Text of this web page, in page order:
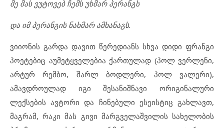
მე მას ვუტოვებ ჩემს უხმარ პერანგს
და იმ პერანგის ნახმარ ამხანაგს.
ვიიონის გარდა დავით წერედიანს სხვა დიდი ფრანგი
პოეტებიც აუმეტყველებია ქართულად (პოლ ვერლენი,
არტურ რემბო, შარლ ბოდლერი, პოლ ვალერი),
ამავდროულად იგი შესანიშნავი ორიგინალური
ლექსების ავტორი და ჩინებული ესეისტიც გახლავთ,
მაგრამ, რაკი მას გივი მარგველაშვილის სახელობის